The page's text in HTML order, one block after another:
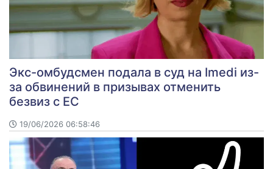
Экс-омбудсмен подала в суд на Imedi из-
за обвинений в призывах отменить
безвиз с ЕС
19/06/2026 06:58:46